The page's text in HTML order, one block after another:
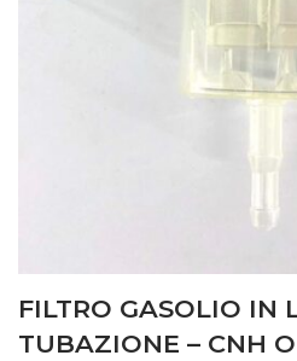
FILTRO GASOLIO IN
TUBAZIONE – CNH